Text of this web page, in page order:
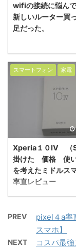
wifiの接続に悩んで
新しいルーター買
足だった。
スマートフォン 家電
Xperia１０Ⅳ （
掛けた 価格 使い
を考えたミドルス
率直レビュー
PREV
pixel４a率
スマホ】
NEXT コスパ最